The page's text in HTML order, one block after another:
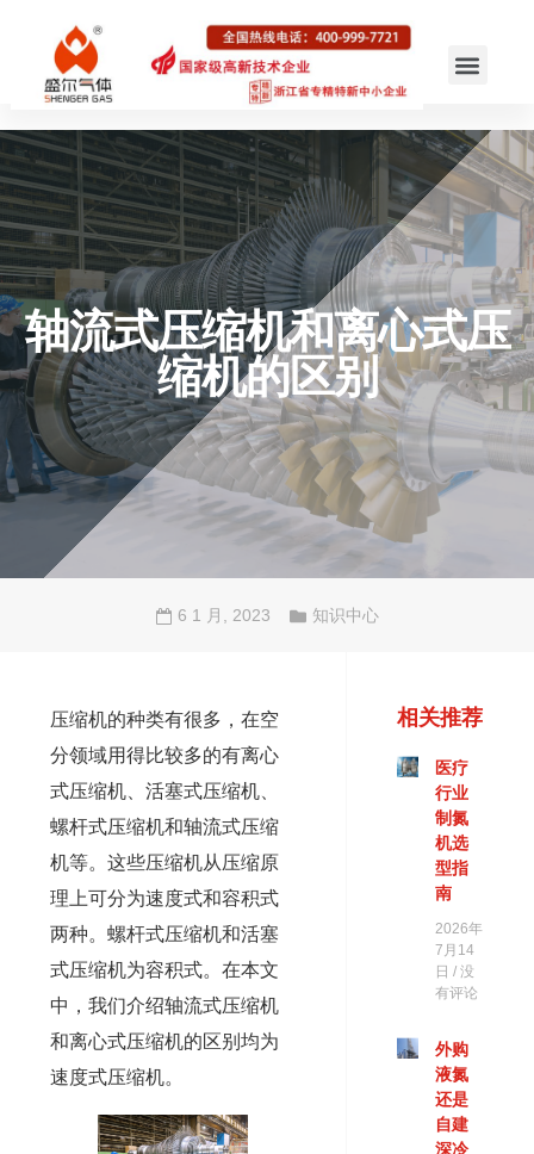
轴流式压缩机和离心式压
缩机的区别
6 1 月, 2023 知识中心
压缩机的种类有很多，在空
分领域用得比较多的有离心
式压缩机、活塞式压缩机、
螺杆式压缩机和轴流式压缩
机等。这些压缩机从压缩原
理上可分为速度式和容积式
两种。螺杆式压缩机和活塞
式压缩机为容积式。在本文
中，我们介绍轴流式压缩机
和离心式压缩机的区别均为
速度式压缩机。
相关推荐
医疗
行业
制氮
机选
型指
南
2026年
7月14
日 没
有评论
外购
液氮
还是
自建
深冷